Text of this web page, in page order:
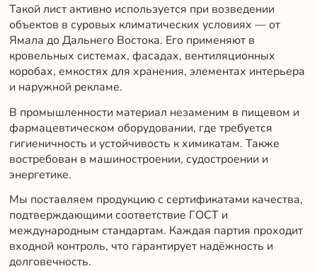
Такой лист активно используется при возведении
объектов в суровых климатических условиях — от
Ямала до Дальнего Востока. Его применяют в
кровельных системах, фасадах, вентиляционных
коробах, емкостях для хранения, элементах интерьера
и наружной рекламе.
В промышленности материал незаменим в пищевом и
фармацевтическом оборудовании, где требуется
гигиеничность и устойчивость к химикатам. Также
востребован в машиностроении, судостроении и
энергетике.
Мы поставляем продукцию с сертификатами качества,
подтверждающими соответствие ГОСТ и
международным стандартам. Каждая партия проходит
входной контроль, что гарантирует надёжность и
долговечность.